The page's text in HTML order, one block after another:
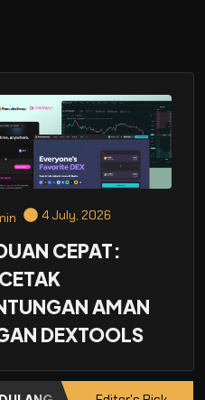
4 July, 2026
CEPAT:
AMAN
DEXTOOLS